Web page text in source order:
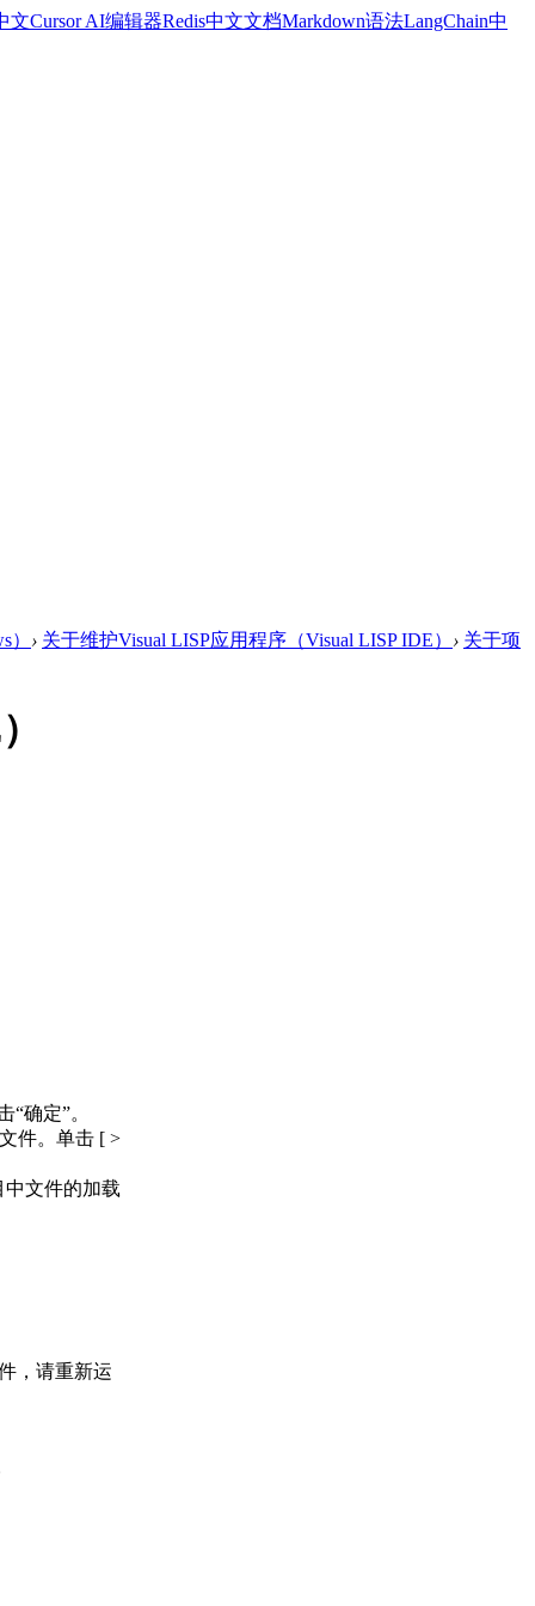
文Cursor AI编辑器Redis中文文档Markdown语法LangChain中
› 关于维护Visual LISP应用程序（Visual LISP IDE） › 关于项
确定”。
件。单击 [ >
中文件的加载
，请重新运